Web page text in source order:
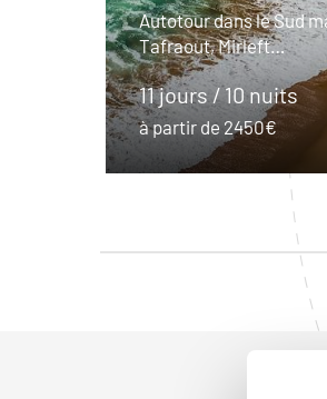
Autotour dans le Sud
Tafraout, Mirleft…
11 jours / 10 nuits
à partir de 2450€